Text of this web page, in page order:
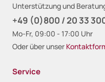
Unterstützung und
+49 (0)800 / 20 33
Mo-Fr, 09:00 - 17:00 Uhr
Oder über unser
Service